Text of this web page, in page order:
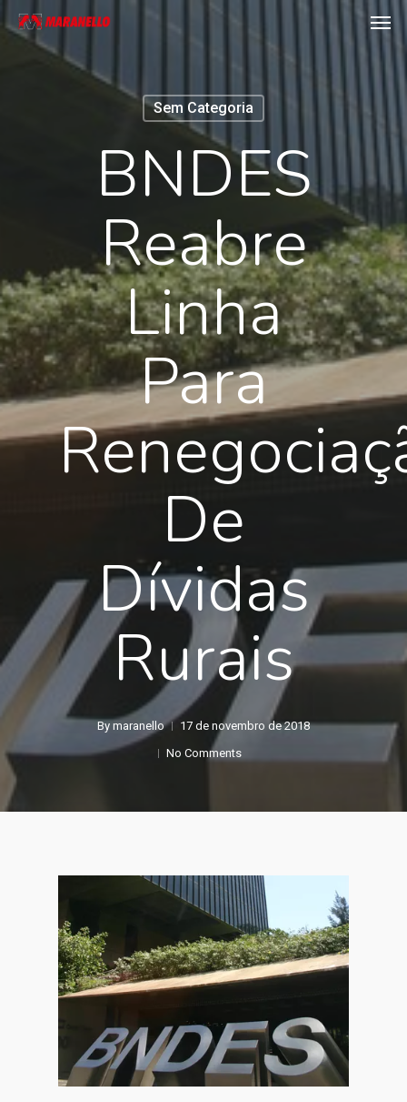
Skip
Sem Categoria
BNDES
Reabre
Linha
Para
De
Dívidas
Rurais
By maranello
17 de novembro de 2018
No Comments